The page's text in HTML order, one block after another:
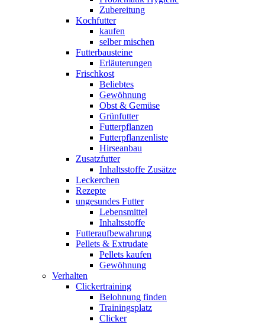
Zubereitung
Kochfutter
kaufen
selber mischen
Futterbausteine
Erläuterungen
Frischkost
Beliebtes
Gewöhnung
Obst & Gemüse
Grünfutter
Futterpflanzen
Futterpflanzenliste
Hirseanbau
Zusatzfutter
Inhaltsstoffe Zusätze
Leckerchen
Rezepte
ungesundes Futter
Lebensmittel
Inhaltsstoffe
Futteraufbewahrung
Pellets & Extrudate
Pellets kaufen
Gewöhnung
Verhalten
Clickertraining
Belohnung finden
Trainingsplatz
Clicker